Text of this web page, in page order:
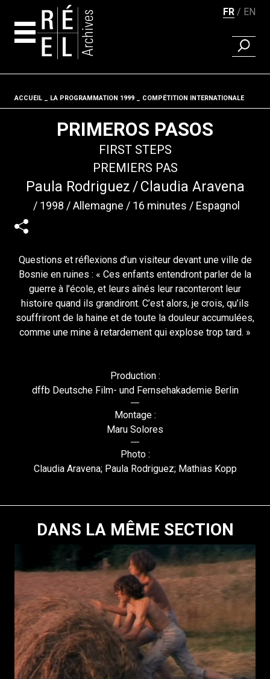
FR EN
Fil d'ariane
ACCUEIL LA PROGRAMMATION 1999 COMPÉTITION INTERNATIONALE
PRIMEROS PASOS
FIRST STEPS
PREMIERS PAS
Paula Rodriguez Claudia Aravena
1998 Allemagne 16 minutes Espagnol
Questions et réflexions d’un visiteur devant une ville de
Bosnie en ruines : « Ces enfants entendront parler de la
guerre à l’école, et leurs aînés leur raconteront leur
histoire quand ils grandiront. C’est alors, je crois, qu’ils
souffriront de la haine et de toute la douleur accumulées,
comme une mine à retardement qui explose trop tard. »
Production :
dffb Deutsche Film- und Fernsehakademie Berlin
Montage :
Maru Solores
Photo :
Claudia Aravena; Paula Rodriguez; Mathias Kopp
DANS LA MÊME SECTION